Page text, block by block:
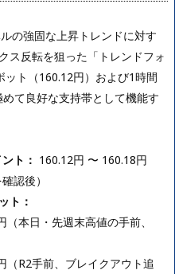
の強固な上昇トレンドに対す
ス反転を狙った「トレンドフォ
ット（160.12円）および1時間
て良好な支持帯として機能す
ト： 160.12円 〜 160.18円
認後）
ト：
本日・先週末高値の手前、
（R2手前、ブレイクアウト追